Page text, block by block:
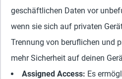
geschäftlichen Daten vor
wenn sie sich auf privaten
Trennung von beruflichen und
mehr Sicherheit auf deinen
Assigned Access: Es